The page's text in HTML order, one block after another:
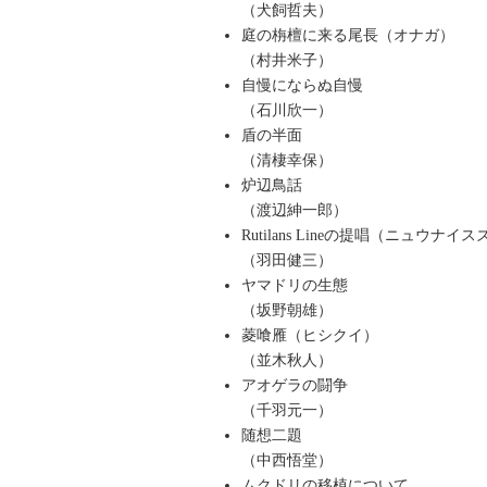
（犬飼哲夫）
庭の栴檀に来る尾長（オナガ）
（村井米子）
自慢にならぬ自慢
（石川欣一）
盾の半面
（清棲幸保）
炉辺鳥話
（渡辺紳一郎）
Rutilans Lineの提唱（ニュウナイス
（羽田健三）
ヤマドリの生態
（坂野朝雄）
菱喰雁（ヒシクイ）
（並木秋人）
アオゲラの闘争
（千羽元一）
随想二題
（中西悟堂）